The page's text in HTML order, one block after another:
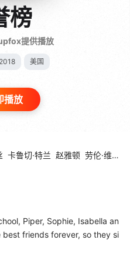
榜
提供播放
2018 美国
播放
卡鲁切·特兰 赵雅顿 劳伦·维德曼
Piper, Sophie, Isabella an
friends forever, so they si